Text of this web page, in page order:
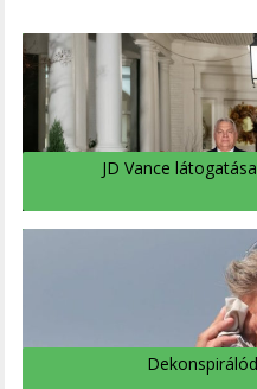
JD Vance